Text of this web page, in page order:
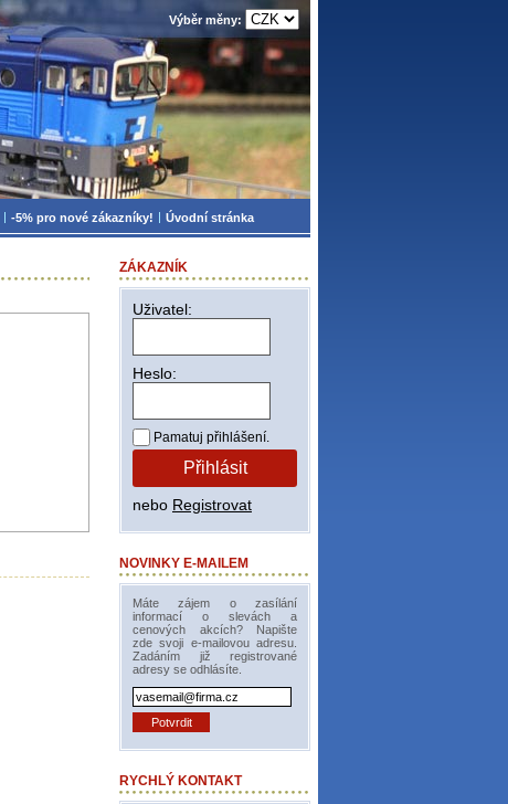
ZÁKAZNÍK
Uživatel:
Heslo:
Pamatuj přihlášení.
Přihlásit
nebo Registrovat
NOVINKY E-MAILEM
Máte zájem o zasílání
informací o slevách a
cenových akcích? Napište
zde svoji e-mailovou adresu.
Zadáním již registrované
adresy se odhlásíte.
RYCHLÝ KONTAKT
Výběr měny:
-5% pro nové zákazníky! Úvodní stránka